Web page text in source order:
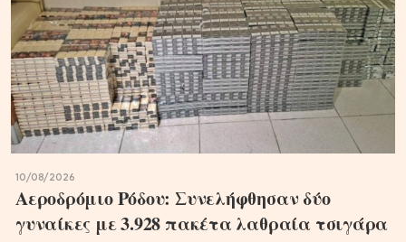
10/08/2026
Αεροδρόμιο Ρόδου: Συνελήφθησαν δύο
γυναίκες με 3.928 πακέτα λαθραία τσιγάρα